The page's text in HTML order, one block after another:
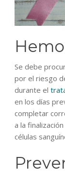
Se debe
por el riesgo
durante el
en los días
completar
a la
células